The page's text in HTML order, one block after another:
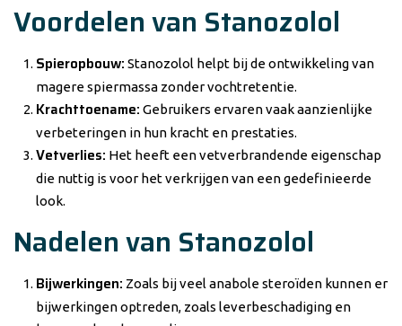
Voordelen van Stanozolol
Spieropbouw: Stanozolol helpt bij de ontwikkeling van
magere spiermassa zonder vochtretentie.
Krachttoename: Gebruikers ervaren vaak aanzienlijke
verbeteringen in hun kracht en prestaties.
Vetverlies: Het heeft een vetverbrandende eigenschap
die nuttig is voor het verkrijgen van een gedefinieerde
look.
Nadelen van Stanozolol
Bijwerkingen: Zoals bij veel anabole steroïden kunnen er
bijwerkingen optreden, zoals leverbeschadiging en